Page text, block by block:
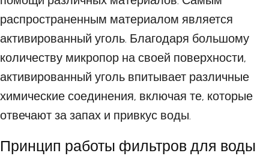
распространенным материалом является
активированный уголь. Благодаря большому
количеству микропор на своей поверхности,
активированный уголь впитывает различные
химические соединения, включая те, которые
отвечают за запах и привкус воды.
Принцип работы фильтров для воды